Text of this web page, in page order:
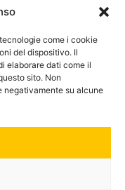
come i cookie
del dispositivo. Il
elaborare dati come il
sito. Non
negativamente su alcune